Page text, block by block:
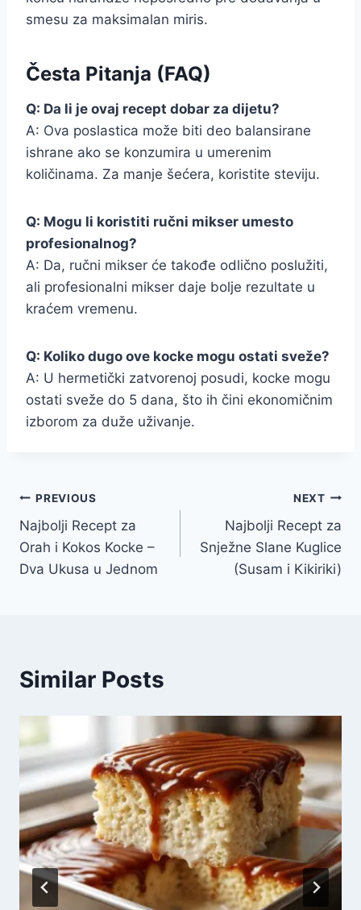
smesu za maksimalan miris.
Česta Pitanja (FAQ)
Q: Da li je ovaj recept dobar za dijetu?
A: Ova poslastica može biti deo balansirane
ishrane ako se konzumira u umerenim
količinama. Za manje šećera, koristite steviju.
Q: Mogu li koristiti ručni mikser umesto
profesionalnog?
A: Da, ručni mikser će takođe odlično poslužiti,
ali profesionalni mikser daje bolje rezultate u
kraćem vremenu.
Q: Koliko dugo ove kocke mogu ostati sveže?
A: U hermetički zatvorenoj posudi, kocke mogu
ostati sveže do 5 dana, što ih čini ekonomičnim
izborom za duže uživanje.
Post
navigation
PREVIOUS
Najbolji Recept za
Orah i Kokos Kocke –
Dva Ukusa u Jednom
NEXT
Najbolji Recept za
Snježne Slane Kuglice
(Susam i Kikiriki)
Similar Posts